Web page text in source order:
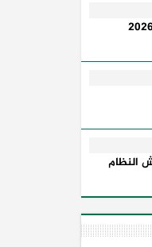
النظام